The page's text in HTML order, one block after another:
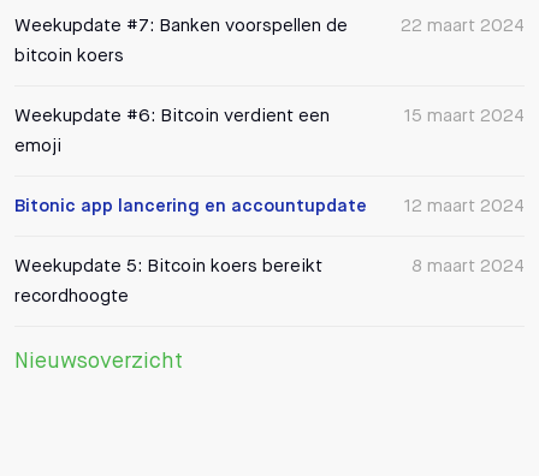
22 maart 2024
Weekupdate #7: Banken voorspellen de
bitcoin koers
15 maart 2024
Weekupdate #6: Bitcoin verdient een
emoji
12 maart 2024
Bitonic app lancering en accountupdate
8 maart 2024
Weekupdate 5: Bitcoin koers bereikt
recordhoogte
Nieuwsoverzicht